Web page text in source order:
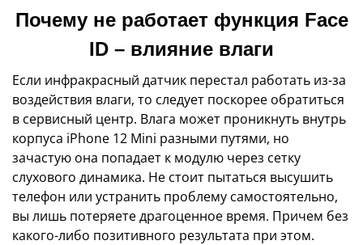
Почему не работает функция Face
ID – влияние влаги
Если инфракрасный датчик перестал работать из-за
воздействия влаги, то следует поскорее обратиться
в сервисный центр. Влага может проникнуть внутрь
корпуса iPhone 12 Mini разными путями, но
зачастую она попадает к модулю через сетку
слухового динамика. Не стоит пытаться высушить
телефон или устранить проблему самостоятельно,
вы лишь потеряете драгоценное время. Причем без
какого-либо позитивного результата при этом.